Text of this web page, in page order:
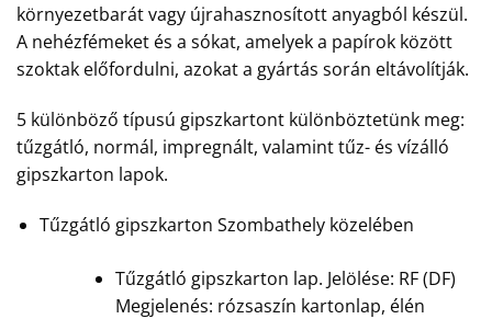
környezetbarát vagy újrahasznosított anyagból készül.
A nehézfémeket és a sókat, amelyek a papírok között
szoktak előfordulni, azokat a gyártás során eltávolítják.
5 különböző típusú gipszkartont különböztetünk meg:
tűzgátló, normál, impregnált, valamint tűz- és vízálló
gipszkarton lapok.
Tűzgátló gipszkarton Szombathely közelében
Tűzgátló gipszkarton lap. Jelölése: RF (DF)
Megjelenés: rózsaszín kartonlap, élén